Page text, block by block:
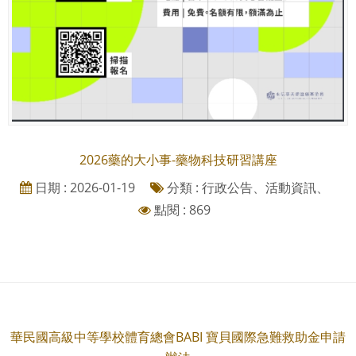
2026藥的大小事-藥物科技研習講座
日期 : 2026-01-19
分類 : 行政公告、活動資訊、
點閱 : 869
華民國高級中等學校體育總會BABI 寶貝國際急難救助金申請